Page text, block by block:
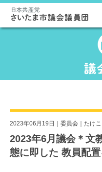
2023年06月19日｜ 委員会 たけ
2023年6月議会＊
態に即した 教員配置